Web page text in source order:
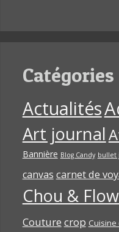
Catégories
Actualités
Art journal
Bannière Blog Candy bullet
canvas carnet de
Chou &
Couture crop Cuisine